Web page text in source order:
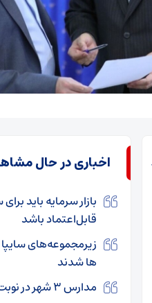
اخباری در حال
بازار سرمایه باید
قابل‌اعتماد باشد
زیرمجموعه‌های سایپا
ها شدند
مدارس ۳ شهر در نوبت عصر تعطیل شد